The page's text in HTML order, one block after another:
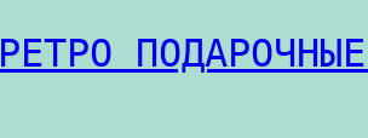
РЕТРО